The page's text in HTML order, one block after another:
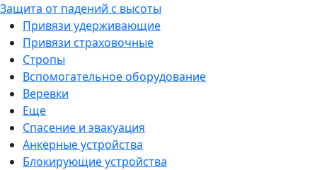
Защита от падений с высоты
Привязи удерживающие
Привязи страховочные
Стропы
Вспомогательное оборудование
Веревки
Еще
Спасение и эвакуация
Анкерные устройства
Блокирующие устройства